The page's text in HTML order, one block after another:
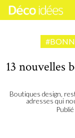
13 nouvelles
Boutiques design,
adresses qui